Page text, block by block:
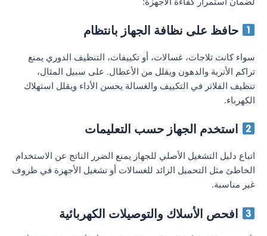
حافظ على نظافة الجهاز بانتظام
سواء كانت ثلاجات، غسالات، أو تكييفات، التنظيف الدوري يمنع
تراكم الأتربة والدهون ويقلل من الأعطال. على سبيل المثال،
تنظيف الفلاتر في التكييف والغسالة يحسن الأداء ويقلل استهلاك
الكهرباء.
استخدم الجهاز حسب التعليمات
اتباع دليل التشغيل الأصلي للجهاز يمنع الضرر الناتج عن الاستخدام
الخاطئ مثل التحميل الزائد للغسالات أو تشغيل الأجهزة في ظروف
غير مناسبة.
افحص الأسلاك والتوصيلات الكهربائية